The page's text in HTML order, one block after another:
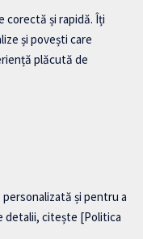
corectă și rapidă. Îți
și povești care
plăcută de
și pentru a
detalii, citește [Politica